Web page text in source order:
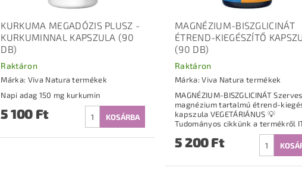
KURKUMA MEGADÓZIS PLUSZ -
KURKUMINNAL KAPSZULA (90
DB)
Raktáron
Márka: Viva Natura termékek
5 100 Ft
MAGNÉZIUM-BISZGLICINÁT
ÉTREND-KIEGÉSZÍTŐ
(90 DB)
Raktáron
Márka:Viva Natura termékek
MAGNÉZIUM-BISZGLICINÁT Szerves
magnézium tartalmú étrend-
kapszula VEGETÁRIÁNUS 💡
Tudományos cikkünk a termékről
5 200 Ft